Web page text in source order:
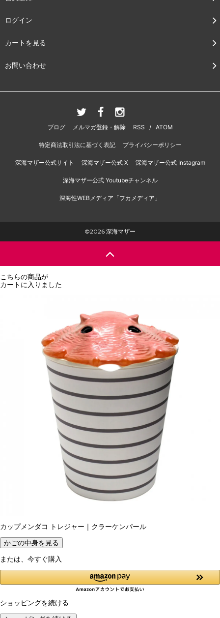
ログイン
カートを見る
お問い合わせ
ブログ メルマガ登録・解除 RSS / ATOM
特定商法取引法に基づく表記 プライバシーポリシー
深海マザー公式サイト 深海マザー公式 X 深海マザー公式 Instagram
深海マザー公式 Youtubeチャンネル
深海性WEBメディア「フカメディア」
©2026 深海マザー
こちらの商品が
カートに入りました
カップメンダコ トレジャー｜クラーケンパール
かごの中身を見る
または、今すぐ購入
ショッピングを続ける